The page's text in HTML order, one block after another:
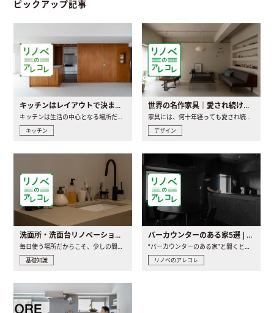
ピックアップ記事
キッチンはレイアウトで決まる。後悔しないための考え方と選び方
キッチン
世界の名作家具｜愛され続ける理由と一生モノとの出会い方
デザイン
洗面所・洗面台リノベーションの事例と間取りアイデア
毎日使う場所だからこそ、少しの間取りの工夫や素材の選び方で..
基礎知識
バーカウンターのある家5選 | 日常に馴染む“距離の近い”キッチンとは
“バーカウンターのある家”と聞くと、少し特別な、大人のための..
リノベのアレコレ